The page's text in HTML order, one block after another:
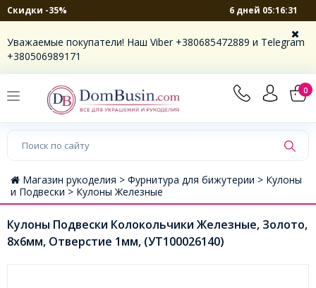
Скидки -35% 6 дней 05:16:30
Уважаемые покупатели! Наш Viber +380685472889 и Telegram
+380506989171
0
Магазин рукоделия > Фурнитура для бижутерии > Кулоны
и Подвески > Кулоны Железные
Кулоны Подвески Колокольчики Железные, Золото,
8х6мм, Отверстие 1мм, (УТ100026140)